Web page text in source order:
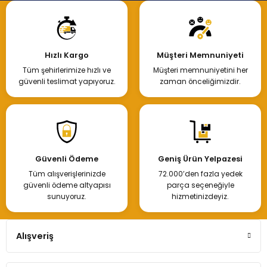
Hızlı Kargo
Tüm şehirlerimize hızlı ve
güvenli teslimat yapıyoruz.
Müşteri Memnuniyeti
Müşteri memnuniyetini her
zaman önceliğimizdir.
Güvenli Ödeme
Tüm alışverişlerinizde
güvenli ödeme altyapısı
sunuyoruz.
Geniş Ürün Yelpazesi
72.000’den fazla yedek
parça seçeneğiyle
hizmetinizdeyiz.
Alışveriş